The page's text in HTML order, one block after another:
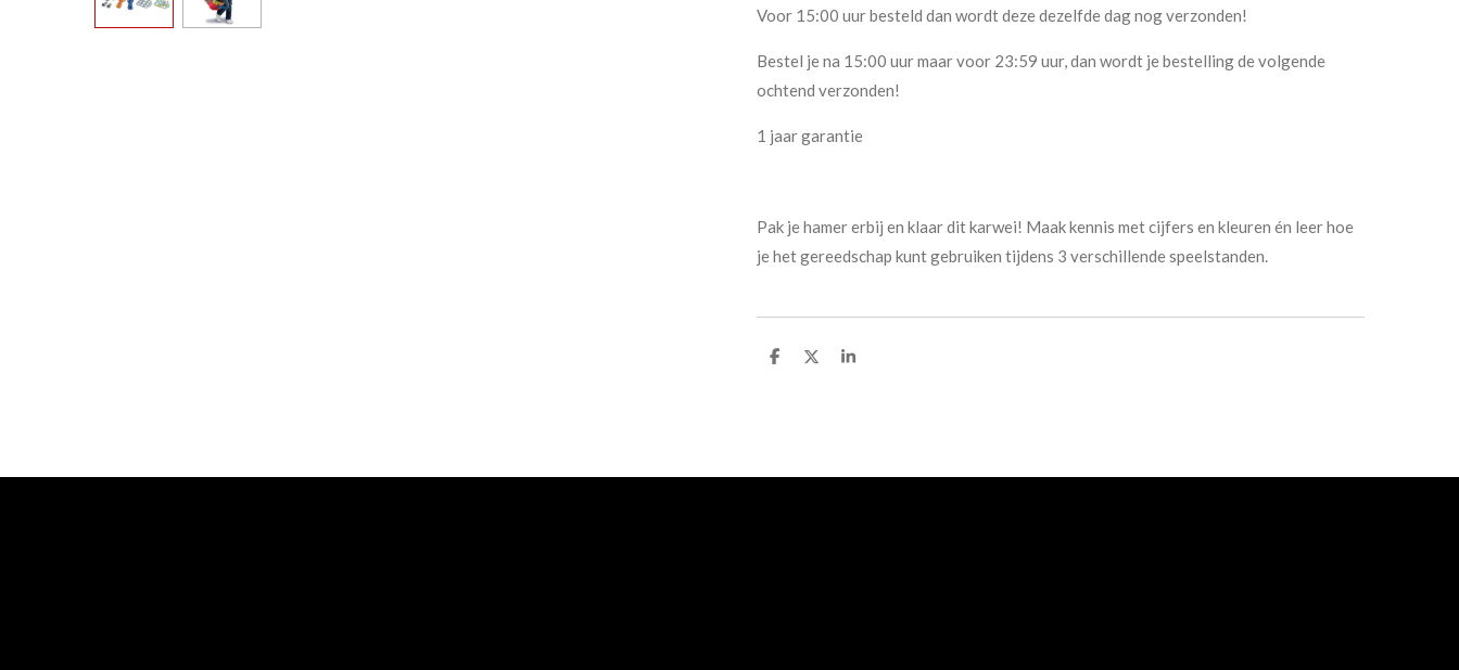
Voor 15:00 uur besteld dan wordt deze dezelfde dag nog verzonden!
Bestel je na 15:00 uur maar voor 23:59 uur, dan wordt je bestelling de volgende
ochtend verzonden!
1 jaar garantie
Pak je hamer erbij en klaar dit karwei! Maak kennis met cijfers en kleuren én leer hoe
je het gereedschap kunt gebruiken tijdens 3 verschillende speelstanden.
D
D
S